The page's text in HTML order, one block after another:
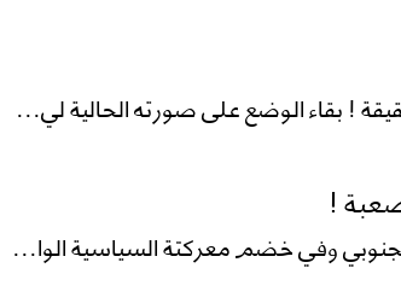
! بقاء الوضع على صورته الحالية لي...
!
وفي خضم معركتة السياسية الوا...